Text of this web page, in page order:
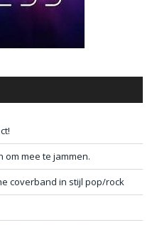
om mee te jammen.
coverband in stijl pop/rock